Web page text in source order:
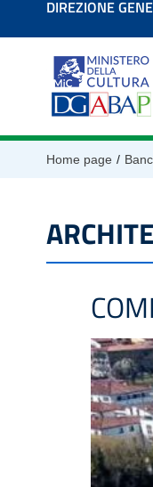
contenutoDIREZIONE
Home page /